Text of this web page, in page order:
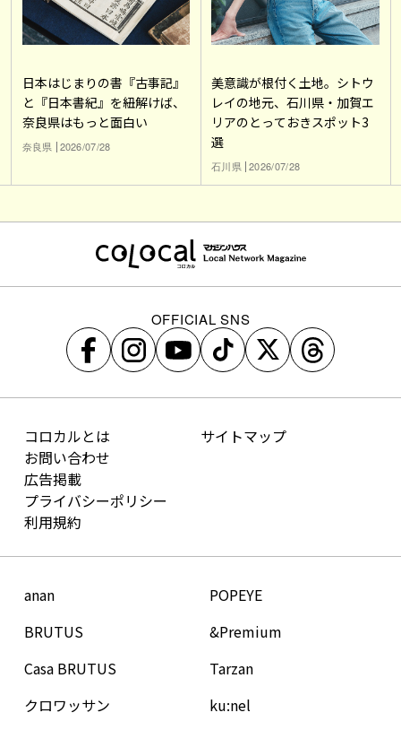
日本はじまりの書『古事記』
と『日本書紀』を紐解けば、
奈良県はもっと面白い
奈良県 2026/07/28
美意識が根付く土地。シトウ
レイの地元、石川県・加賀エ
リアのとっておきスポット3
選
石川県 2026/07/28
OFFICIAL SNS
コロカルとは
お問い合わせ
広告掲載
プライバシーポリシー
利用規約
サイトマップ
anan
BRUTUS
Casa BRUTUS
クロワッサン
POPEYE
&Premium
Tarzan
ku:nel